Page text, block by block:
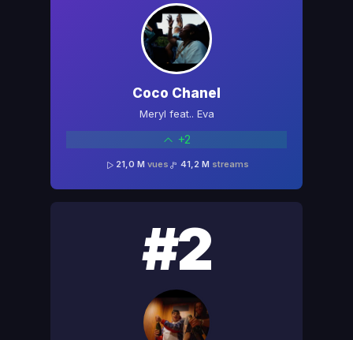
#2
Coco Chanel
Meryl feat.. Eva
+2
21,0 M vues 41,2 M streams